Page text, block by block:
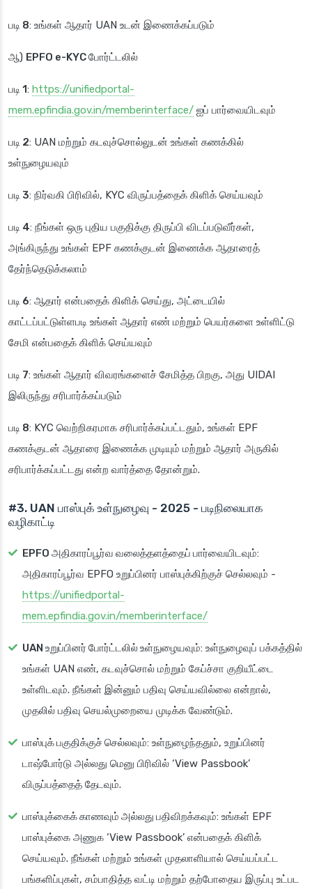
படி 8: உங்கள் ஆதார் UAN உடன் இணைக்கப்படும்
ஆ) EPFO e-KYC போர்ட்டலில்
படி 1: https://unifiedportal-
mem.epfindia.gov.in/memberinterface/ ஐப் பார்வையிடவும்
படி 2: UAN மற்றும் கடவுச்சொல்லுடன் உங்கள் கணக்கில்
உள்நுழையவும்
படி 3: நிர்வகி பிரிவில், KYC விருப்பத்தைக் கிளிக் செய்யவும்
படி 4: நீங்கள் ஒரு புதிய பகுதிக்கு திருப்பி விடப்படுவீர்கள்,
அங்கிருந்து உங்கள் EPF கணக்குடன் இணைக்க ஆதாரைத்
தேர்ந்தெடுக்கலாம்
படி 6: ஆதார் என்பதைக் கிளிக் செய்து, அட்டையில்
காட்டப்பட்டுள்ளபடி உங்கள் ஆதார் எண் மற்றும் பெயர்களை உள்ளிட்டு
சேமி என்பதைக் கிளிக் செய்யவும்
படி 7: உங்கள் ஆதார் விவரங்களைச் சேமித்த பிறகு, அது UIDAI
இலிருந்து சரிபார்க்கப்படும்
படி 8: KYC வெற்றிகரமாக சரிபார்க்கப்பட்டதும், உங்கள் EPF
கணக்குடன் ஆதாரை இணைக்க முடியும் மற்றும் ஆதார் அருகில்
சரிபார்க்கப்பட்டது என்ற வார்த்தை தோன்றும்.
#3. UAN பாஸ்புக் உள்நுழைவு - 2025 - படிநிலையாக
வழிகாட்டி
EPFO அதிகாரப்பூர்வ வலைத்தளத்தைப் பார்வையிடவும்:
அதிகாரப்பூர்வ EPFO உறுப்பினர் பாஸ்புக்கிற்குச் செல்லவும் -
https://unifiedportal-
mem.epfindia.gov.in/memberinterface/
UAN உறுப்பினர் போர்ட்டலில் உள்நுழையவும்: உள்நுழைவுப் பக்கத்தில்
உங்கள் UAN எண், கடவுச்சொல் மற்றும் கேப்ச்சா குறியீட்டை
உள்ளிடவும். நீங்கள் இன்னும் பதிவு செய்யவில்லை என்றால்,
முதலில் பதிவு செயல்முறையை முடிக்க வேண்டும்.
பாஸ்புக் பகுதிக்குச் செல்லவும்: உள்நுழைந்ததும், உறுப்பினர்
டாஷ்போர்டு அல்லது மெனு பிரிவில் ‘View Passbook’
விருப்பத்தைத் தேடவும்.
பாஸ்புக்கைக் காணவும் அல்லது பதிவிறக்கவும்: உங்கள் EPF
பாஸ்புக்கை அணுக ‘View Passbook’ என்பதைக் கிளிக்
செய்யவும். நீங்கள் மற்றும் உங்கள் முதலாளியால் செய்யப்பட்ட
பங்களிப்புகள், சம்பாதித்த வட்டி மற்றும் தற்போதைய இருப்பு உட்பட